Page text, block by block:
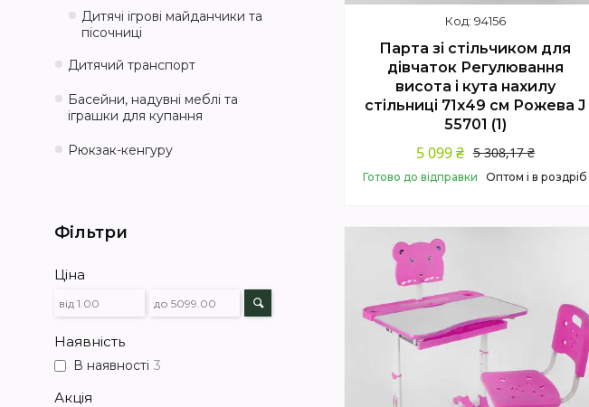
94156
Парта зі стільчиком для
дівчаток Регулювання
висота і кута нахилу
стільниці 71х49 см Рожева J
55701 (1)
5 308,17 ₴
5 099 ₴
Готово до відправки Оптом і в роздріб
Дитячі ігрові майданчики та
пісочниці
Дитячий транспорт
Басейни, надувні меблі та
іграшки для купання
Рюкзак-кенгуру
Фільтри
Ціна
Наявність
В наявності 3
Акція